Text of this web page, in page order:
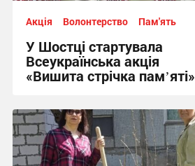
Акція Волонтерство Пам'ять
У Шостці стартувала
Всеукраїнська акція
«Вишита стрічка памʼяті»
09:03, 21.05.2026